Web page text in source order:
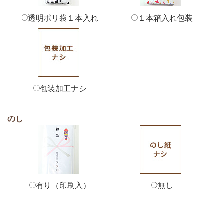
透明ポリ袋１本入れ １本箱入れ包装
包装加工ナシ
のし
有り（印刷入） 無し